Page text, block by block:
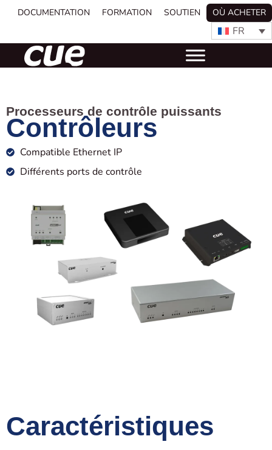
DOCUMENTATION FORMATION SOUTIEN OÙ ACHETER
FR
Processeurs de contrôle puissants
Contrôleurs
Compatible Ethernet IP
Différents ports de contrôle
Caractéristiques